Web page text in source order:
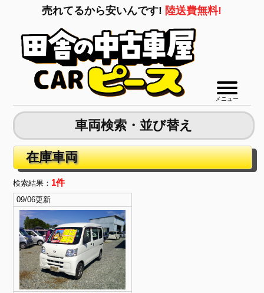
売れてるから安いんです! 陸送費無料!
メニュー
車両検索・並び替え
在庫車両
検索結果： 1件
09/06更新